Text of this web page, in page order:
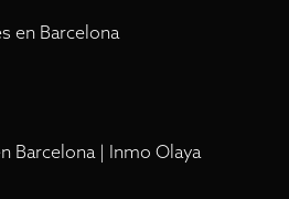
en Barcelona
Barcelona | Inmo Olaya